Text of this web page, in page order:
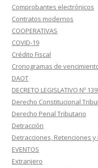
Comprobantes electrónicos
Contratos modernos
COOPERATIVAS
COVID-19
Crédito Fiscal
Cronogramas de
DAOT
DECRETO LEGISLATIVO Nº
Derecho Constitucional
Derecho Penal Tributario
Detracción
Detracciones, Retenciones
EVENTOS
Extranjero